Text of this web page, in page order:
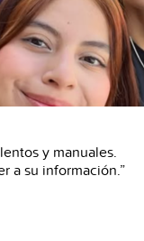
y manuales.
a su información.”